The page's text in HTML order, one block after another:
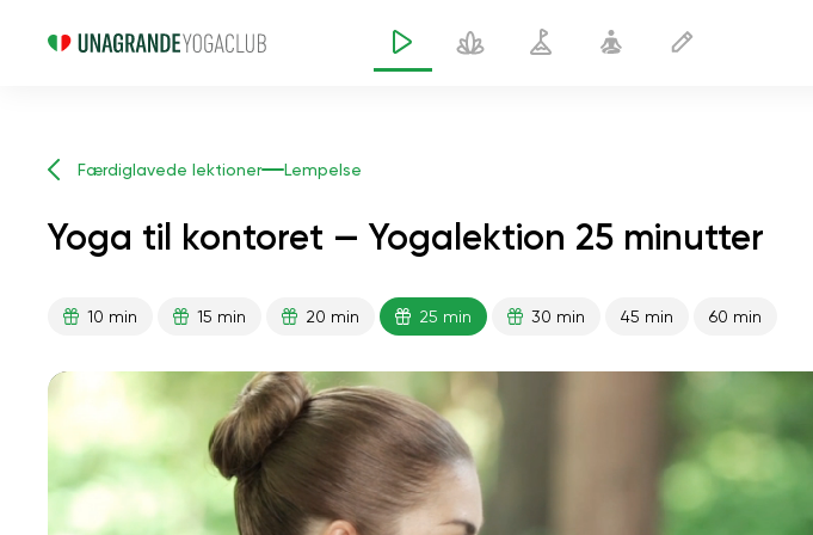
Færdiglavede lektioner Lempelse
Yoga til kontoret — Yogalektion 25 minutter
10 min 15 min 20 min 25 min 30 min 45 min 60 min